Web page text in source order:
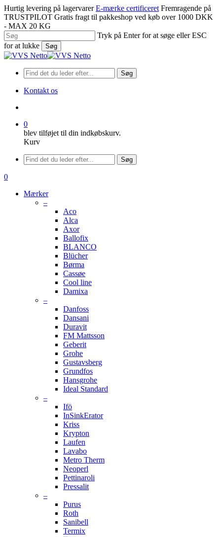
Spring
til
hovedindhold
Hurtig levering på lagervarer E-mærke certificeret Fremragende på
TRUSTPILOT Gratis fragt til pakkeshop ved køb over 1000 DKK
- MAX 20 KG
Tryk på Enter for at søge eller ESC
for at lukke
Søg
Luk
Søg
Kontakt os
0
blev tilføjet til din indkøbskurv.
Kurv
Menu
Søg
søge
0
Mærker
–
Aco
Alca
Axor
Ballofix
BLANCO
Blücher
Børma
Cassøe
Cool line
Damixa
–
Danfoss
Dansani
Duravit
FM Mattsson
Geberit
Grohe
Gustavsberg
Grundfos
Hansgrohe
Ideal Standard
–
Ifö
InSinkErator
Kriss
Krypton
Laufen
Lavabo
Metro Therm
Neoperl
Pettinaroli
Pressalit
–
Purus
Roth
Sanibell
Termix